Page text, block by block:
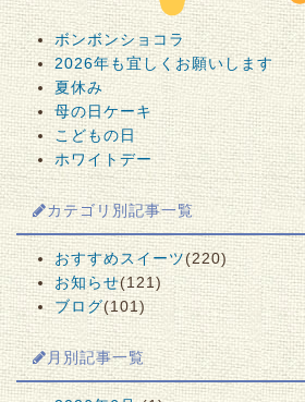
ボンボンショコラ
2026年も宜しくお願いします
夏休み
母の日ケーキ
こどもの日
ホワイトデー
カテゴリ別記事一覧
おすすめスイーツ(220)
お知らせ(121)
ブログ(101)
月別記事一覧